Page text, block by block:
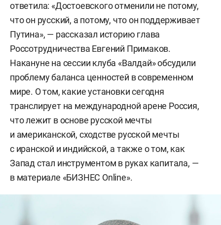
ответила: «Достоевского отменили не потому,
что он русский, а потому, что он поддерживает
Путина», — рассказал историю глава
Россотрудничества Евгений Примаков.
Накануне на сессии клуба «Валдай» обсудили
проблему баланса ценностей в современном
мире. О том, какие установки сегодня
транслирует на международной арене Россия,
что лежит в основе русской мечты
и американской, сходстве русской мечты
с иранской и индийской, а также о том, как
Запад стал инструментом в руках капитала, —
в материале «БИЗНЕС Online».